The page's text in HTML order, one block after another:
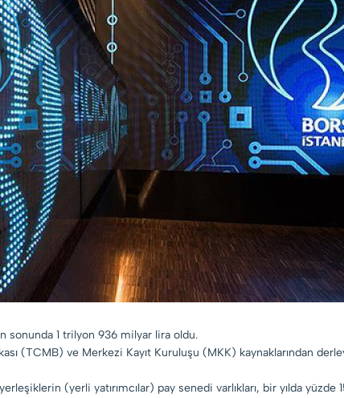
sonunda 1 trilyon 936 milyar lira oldu.
(TCMB) ve Merkezi Kayıt Kuruluşu (MKK) kaynaklarından
(yerli yatırımcılar) pay senedi varlıkları, bir yılda